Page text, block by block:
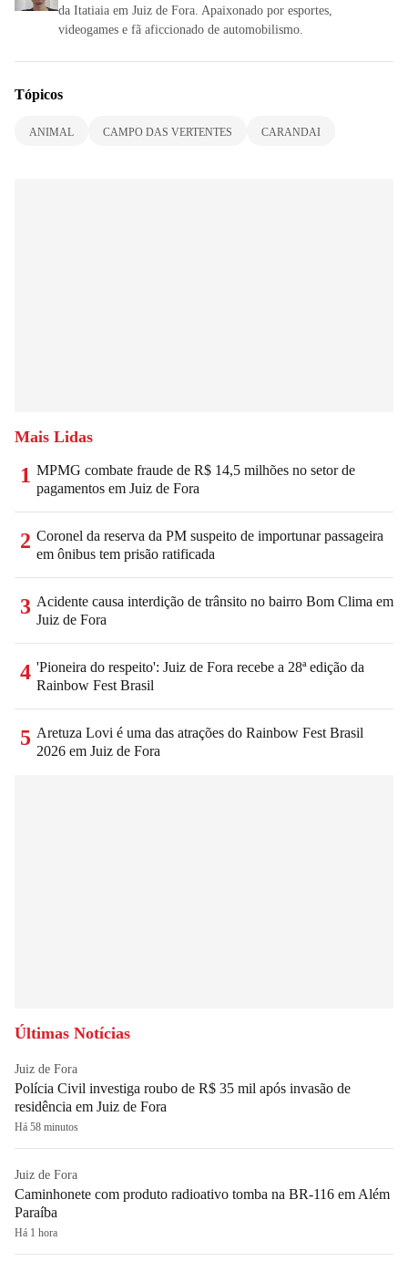
da Itatiaia em Juiz de Fora. Apaixonado por esportes,
videogames e fã aficcionado de automobilismo.
Tópicos
ANIMAL CAMPO DAS VERTENTES CARANDAI
Mais Lidas
1 MPMG combate fraude de R$ 14,5 milhões no setor de
pagamentos em Juiz de Fora
2 Coronel da reserva da PM suspeito de importunar passageira
em ônibus tem prisão ratificada
3 Acidente causa interdição de trânsito no bairro Bom Clima em
Juiz de Fora
4 'Pioneira do respeito': Juiz de Fora recebe a 28ª edição da
Rainbow Fest Brasil
5 Aretuza Lovi é uma das atrações do Rainbow Fest Brasil
2026 em Juiz de Fora
Últimas Notícias
Juiz de Fora
Polícia Civil investiga roubo de R$ 35 mil após invasão de
residência em Juiz de Fora
Há 58 minutos
Juiz de Fora
Caminhonete com produto radioativo tomba na BR-116 em Além
Paraíba
Há 1 hora